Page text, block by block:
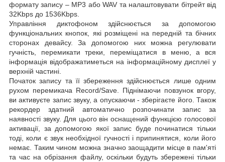
формату запису – МР3 або WAV та налаштовувати бітрейт від
32Kbps до 1536Kbps.
Управління диктофоном здійснюється за допомогою
функціональних кнопок, які розміщені на передній та бічних
сторонах девайсу. За допомогою них можна регулювати
гучність, перемикати треки, переміщатися в меню, а вся
інформація відображатиметься на інформаційному дисплеї у
верхній частині.
Початок запису та її збереження здійснюється лише одним
рухом перемикача Record/Save. Піднімаючи повзунок вгору,
ви активуєте запис звуку, а опускаючи - зберігаєте його. Також
рекордер здатний автоматично розпочинати запис за
наявності звуку. Для цього він оснащений функцією голосової
активації, за допомогою якої запис буде починатися тільки
тоді, коли є звук необхідної гучності і припинятися, коли його
немає. Таким чином можна значно заощадити місце в пам'яті
та час на обрізання файлу, оскільки будуть збережені тільки